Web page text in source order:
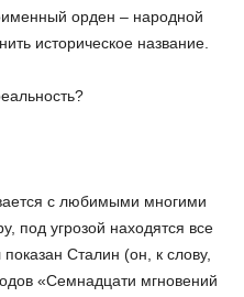
орден – народной
историческое название.
с любимыми многими
под угрозой находятся все
Сталин (он, к слову,
«Семнадцати мгновений